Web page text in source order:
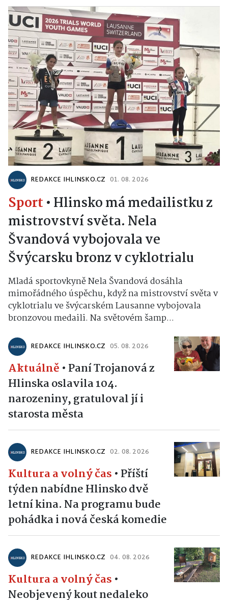
REDAKCE IHLINSKO.CZ 01. 08. 2026
Sport • Hlinsko má medailistku z
mistrovství světa. Nela
Švandová vybojovala ve
Švýcarsku bronz v cyklotrialu
Mladá sportovkyně Nela Švandová dosáhla
mimořádného úspěchu, když na mistrovství světa v
cyklotrialu ve švýcarském Lausanne vybojovala
bronzovou medaili. Na světovém šamp...
REDAKCE IHLINSKO.CZ 05. 08. 2026
Aktuálně • Paní Trojanová z
Hlinska oslavila 104.
narozeniny, gratuloval jí i
starosta města
REDAKCE IHLINSKO.CZ 02. 08. 2026
Kultura a volný čas • Příští
týden nabídne Hlinsko dvě
letní kina. Na programu bude
pohádka i nová česká komedie
REDAKCE IHLINSKO.CZ 04. 08. 2026
Kultura a volný čas •
Neobjevený kout nedaleko